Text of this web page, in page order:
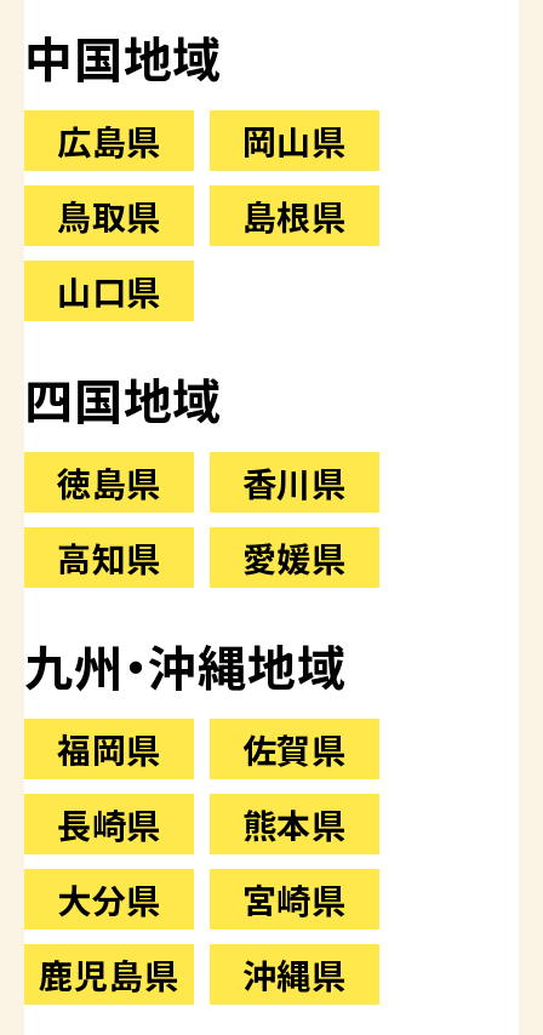
中国地域
広島県
岡山県
鳥取県
島根県
山口県
四国地域
徳島県
香川県
高知県
愛媛県
九州・沖縄地域
福岡県
佐賀県
長崎県
熊本県
大分県
宮崎県
鹿児島県
沖縄県